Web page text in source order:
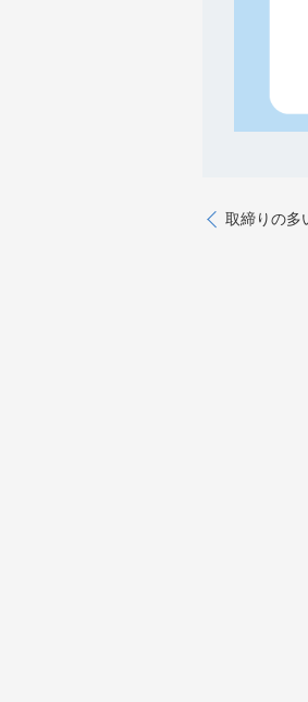
取締りの多